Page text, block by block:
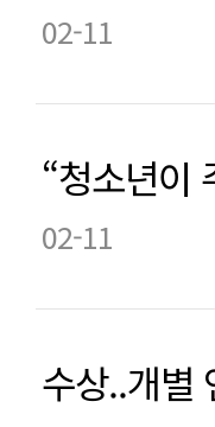
02-11
“청소년이
02-11
수상..개별